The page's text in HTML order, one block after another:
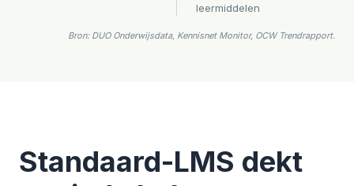
leermiddelen
Bron: DUO Onderwijsdata, Kennisnet Monitor, OCW Trendrapport.
Standaard-LMS dekt